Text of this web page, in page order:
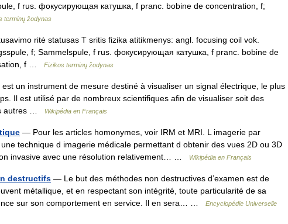
f rus. фокусирующая катушка, f pranc. bobine de concentration, f;
terminų žodynas
ritė statusas T sritis fizika atitikmenys: angl. focusing coil vok.
f; Sammelspule, f rus. фокусирующая катушка, f pranc. bobine de
f …
Fizikos terminų žodynas
un instrument de mesure destiné à visualiser un signal électrique, le plus
Il est utilisé par de nombreux scientifiques afin de visualiser soit des
autres …
Wikipédia en Français
— Pour les articles homonymes, voir IRM et MRI. L imagerie par
technique d imagerie médicale permettant d obtenir des vues 2D ou 3D
invasive avec une résolution relativement… …
Wikipédia en Français
destructifs — Le but des méthodes non destructives d’examen est de
métallique, et en respectant son intégrité, toute particularité de sa
sur son comportement en service. Il en sera… …
Encyclopédie Universelle